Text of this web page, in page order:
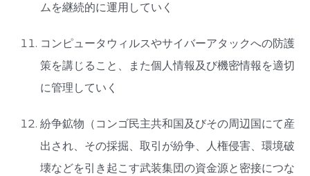
ムを継続的に運用していく
コンピュータウィルスやサイバーアタックへの防護
策を講じること、また個人情報及び機密情報を適切
に管理していく
紛争鉱物（コンゴ民主共和国及びその周辺国にて産
出され、その採掘、取引が紛争、人権侵害、環境破
壊などを引き起こす武装集団の資金源と密接につな